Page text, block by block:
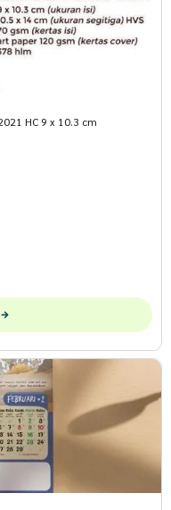
HC 9 x 10.3 cm